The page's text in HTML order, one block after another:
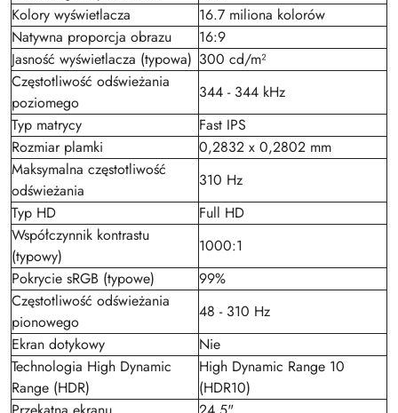
Kolory wyświetlacza
16.7 miliona kolorów
Natywna proporcja obrazu
16:9
Jasność wyświetlacza (typowa) 300 cd/m²
Częstotliwość odświeżania
poziomego
344 - 344 kHz
Typ matrycy
Fast IPS
Rozmiar plamki
0,2832 x 0,2802 mm
Maksymalna częstotliwość
odświeżania
310 Hz
Typ HD
Full HD
Współczynnik kontrastu
(typowy)
1000:1
Pokrycie sRGB (typowe)
99%
Częstotliwość odświeżania
pionowego
48 - 310 Hz
Ekran dotykowy
Nie
Technologia High Dynamic
Range (HDR)
High Dynamic Range 10
(HDR10)